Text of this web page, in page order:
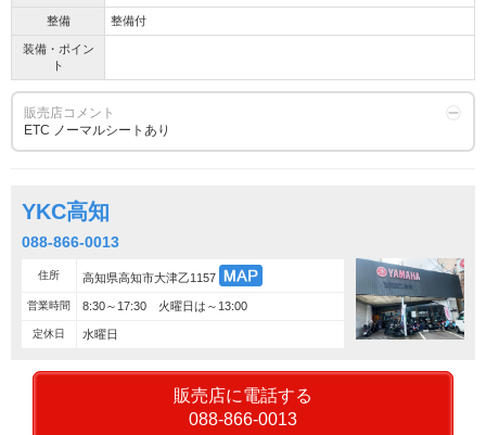
整備 整備付
装備・ポイン
ト
販売店コメント
ETC ノーマルシートあり
YKC高知
088-866-0013
住所 高知県高知市大津乙1157
営業時間 8:30～17:30 火曜日は～13:00
定休日 水曜日
販売店に電話する
088-866-0013